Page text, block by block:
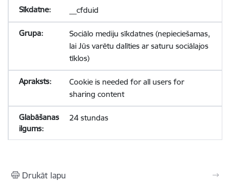
__cfduid
Sociālo mediju sīkdatnes (nepieciešamas,
lai Jūs varētu dalīties ar saturu sociālajos
tīklos)
Cookie is needed for all users for
sharing content
24 stundas
Drukāt lapu